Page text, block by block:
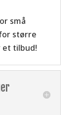
små
større
et tilbud!